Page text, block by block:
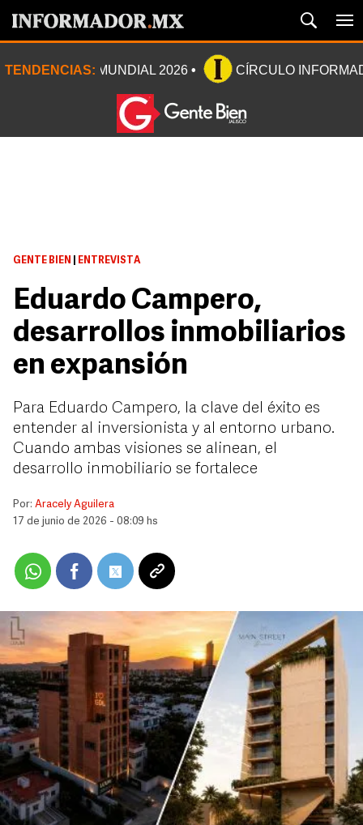
TENDENCIAS: MUNDIAL 2026 CÍRCULO
GENTE BIEN ENTREVISTA
Eduardo Campero,
desarrollos inmobiliarios
en expansión
Para Eduardo Campero, la clave del éxito es
entender al inversionista y al entorno urbano.
Cuando ambas visiones se alinean, el
desarrollo inmobiliario se fortalece
Por: Aracely Aguilera
17 de junio de 2026 - 08:09 hs